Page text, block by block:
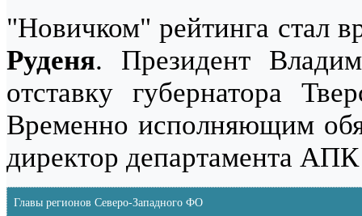
"Новичком" рейтинга стал
Руденя. Президент
отставку губернатора
Временно исполняющим
директор департамента
Главы регионов Северо-Западного ФО